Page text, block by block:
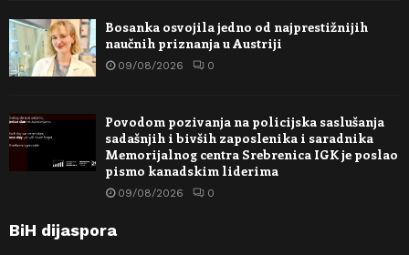
Bosanka osvojila jedno od najprestižnijih
naučnih priznanja u Austriji
09/08/2026 0
Povodom pozivanja na policijska saslušanja
sadašnjih i bivših zaposlenika i saradnika
Memorijalnog centra Srebrenica IGK je poslao
pismo kanadskim liderima
09/08/2026 0
BiH dijaspora